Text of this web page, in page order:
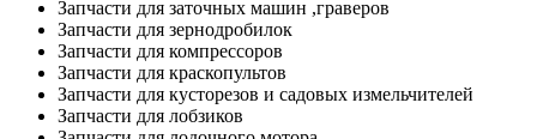
Запчасти для заточных машин ,граверов
Запчасти для зернодробилок
Запчасти для компрессоров
Запчасти для краскопультов
Запчасти для кусторезов и садовых измельчителей
Запчасти для лобзиков